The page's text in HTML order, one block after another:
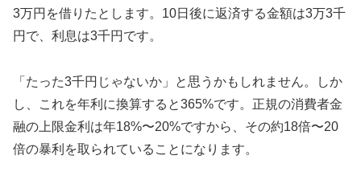
3万円を借りたとします。10日後に返済する金額は3万3千
円で、利息は3千円です。
「たった3千円じゃないか」と思うかもしれません。しか
し、これを年利に換算すると365%です。正規の消費者金
融の上限金利は年18%〜20%ですから、その約18倍〜20
倍の暴利を取られていることになります。